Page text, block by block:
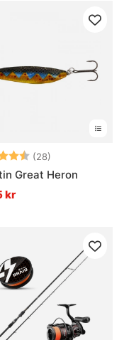
(28)
Great Heron
kr